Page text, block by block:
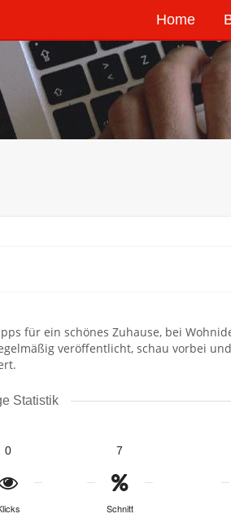
Home
für ein schönes Zuhause, bei
veröffentlicht, schau vorbei
Statistik
0 7
Schnitt